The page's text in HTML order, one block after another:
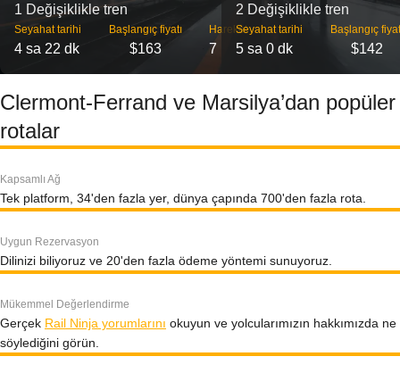
1 Değişiklikle tren
Seyahat tarihi
4 sa 22 dk
Başlangıç ​​fiyatı
$163
Hareket
7
2 Değişiklikle tren
Seyahat tarihi
5 sa 0 dk
Başlangıç
$142
Clermont-Ferrand ve Marsilya’dan popüler
rotalar
Kapsamlı Ağ
Tek platform, 34'den fazla yer, dünya çapında 700'den fazla rota.
Uygun Rezervasyon
Dilinizi biliyoruz ve 20'den fazla ödeme yöntemi sunuyoruz.
Mükemmel Değerlendirme
Gerçek Rail Ninja yorumlarını okuyun ve yolcularımızın hakkımızda ne
söylediğini görün.